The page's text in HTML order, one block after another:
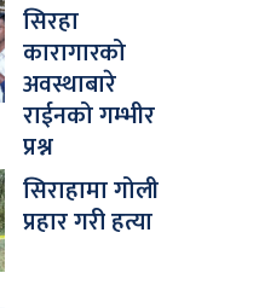
सिरहा
कारागारको
अवस्थाबारे
राईनको गम्भीर
प्रश्न
सिराहामा गोली
प्रहार गरी हत्या